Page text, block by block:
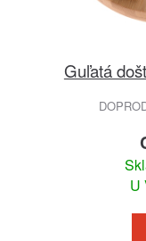
Guľatá
U